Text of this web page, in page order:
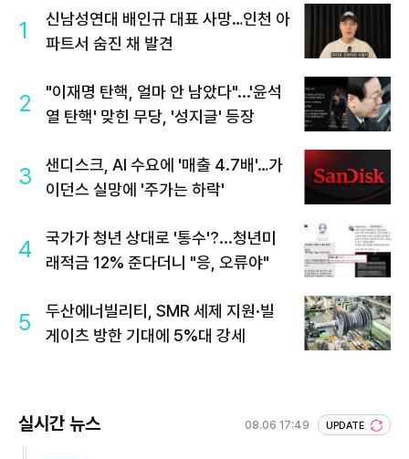
1
신남성연대 배인규 대표 사망…인천 아
파트서 숨진 채 발견
2
"이재명 탄핵, 얼마 안 남았다"...'윤석
열 탄핵' 맞힌 무당, '성지글' 등장
3
샌디스크, AI 수요에 '매출 4.7배'…가
이던스 실망에 '주가는 하락'
4
국가가 청년 상대로 '통수'?...청년미
래적금 12% 준다더니 "응, 오류야"
5
두산에너빌리티, SMR 세제 지원·빌
게이츠 방한 기대에 5%대 강세
실시간 뉴스 08.06 17:49 UPDATE